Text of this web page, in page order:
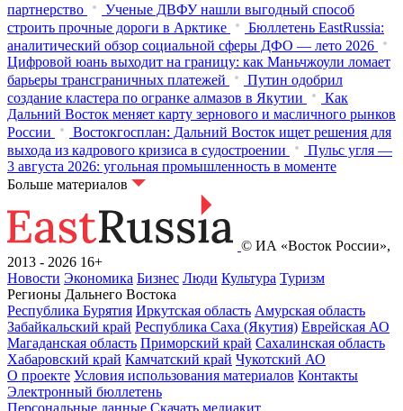
партнерство
Ученые ДВФУ нашли выгодный способ
строить прочные дороги в Арктике
Бюллетень EastRussia:
аналитический обзор социальной сферы ДФО — лето 2026
Цифровой юань выходит на границу: как Маньчжоули ломает
барьеры трансграничных платежей
Путин одобрил
создание кластера по огранке алмазов в Якутии
Как
Дальний Восток меняет карту зернового и масличного рынков
России
Востокгосплан: Дальний Восток ищет решения для
выхода из кадрового кризиса в судостроении
Пульс угля —
3 августа 2026: угольная промышленность в моменте
Больше материалов
© ИА «Восток России»,
2013 - 2026 16+
Новости Экономика Бизнес Люди Культура Туризм
Регионы Дальнего Востока
Республика Бурятия Иркутская область Амурская область
Забайкальский край Республика Саха (Якутия) Еврейская АО
Магаданская область Приморский край Сахалинская область
Хабаровский край Камчатский край Чукотский АО
О проекте Условия использования материалов Контакты
Электронный бюллетень
Персональные данные Скачать медиакит